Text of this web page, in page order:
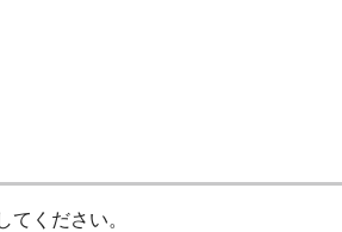
ページから申請してくださ